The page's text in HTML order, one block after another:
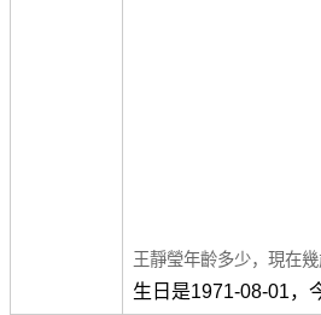
王靜瑩年齡多少，現在幾
生日是1971-08-01，